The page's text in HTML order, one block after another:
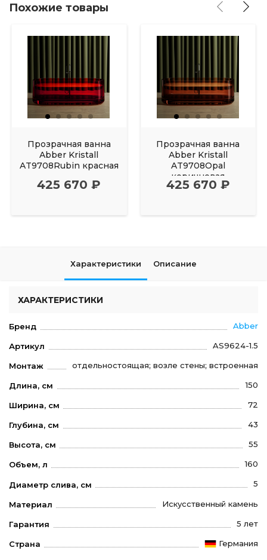
Похожие товары
Прозрачная ванна
Abber Kristall
AT9708Rubin красная
425 670 ₽
Прозрачная ванна
Abber Kristall
AT9708Opal
коричневая
425 670 ₽
Характеристики Описание
ХАРАКТЕРИСТИКИ
Бренд Abber
Артикул AS9624-1.5
Монтаж отдельностоящая; возле стены; встроенная
Длина, см 150
Ширина, см 72
Глубина, см 43
Высота, см 55
Объем, л 160
Диаметр слива, см 5
Материал Искусственный камень
Гарантия 5 лет
Страна Германия